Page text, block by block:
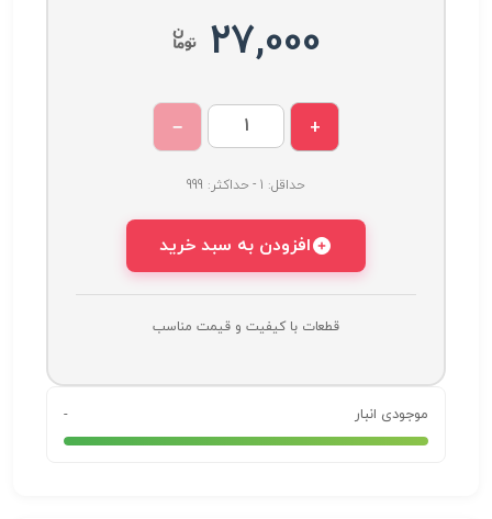
27,000
+
−
حداقل: 1 - حداکثر: 999
افزودن به سبد خرید
قطعات با کیفیت و قیمت مناسب
موجودی انبار -